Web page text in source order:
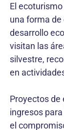
El
una forma
desarrollo
visitan las
silvestre,
en
Proyectos de
ingresos
el